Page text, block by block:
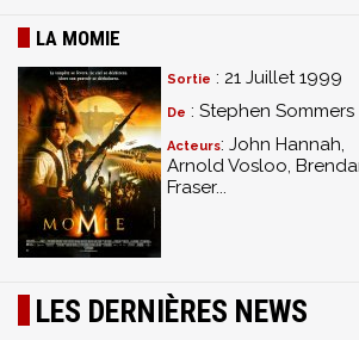
LA MOMIE
Sortie : 21 Juillet 1999
De : Stephen Sommers
Acteurs: John Hannah,
Arnold Vosloo,
Fraser...
LES DERNIÈRES NEWS